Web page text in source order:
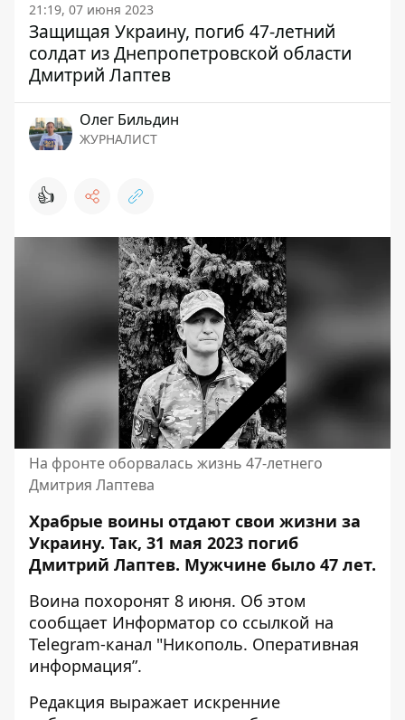
21:19, 07 июня 2023
Защищая Украину, погиб 47-летний
солдат из Днепропетровской области
Дмитрий Лаптев
Олег Бильдин
ЖУРНАЛИСТ
👍
На фронте оборвалась жизнь 47-летнего
Дмитрия Лаптева
Храбрые воины отдают свои жизни за
Украину. Так, 31 мая 2023 погиб
Дмитрий Лаптев. Мужчине было 47 лет.
Воина похоронят 8 июня. Об этом
сообщает Информатор со ссылкой на
Telegram-канал "Никополь. Оперативная
информация”.
Редакция выражает искренние